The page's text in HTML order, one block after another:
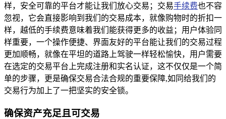
样，安全可靠的平台才能让我们放心交易；交易手续费也不容
忽视，它会直接影响到我们的交易成本，就像购物时的折扣一
样，越低的手续费意味着我们能获得更多的收益；用户体验同
样重要，一个操作便捷、界面友好的平台能让我们的交易过程
更加顺畅，就像在平坦的道路上驾驶一样轻松愉快，用户需要
在选定的交易平台上完成注册和实名认证，这不仅仅是一个简
单的步骤，更是确保交易合法合规的重要保障,如同给我们的
交易行为加上了一把坚实的安全锁。
确保资产充足且可交易